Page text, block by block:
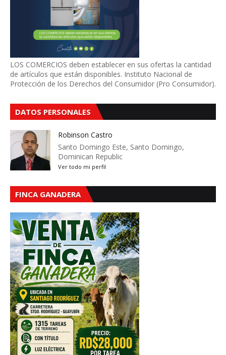
LOS COMERCIOS deben establecer en sus ofertas la cantidad
de artículos que están disponibles. Instituto Nacional de
Protección de los Derechos del Consumidor (Pro Consumidor).
DATOS PERSONALES
Robinson Castro
Santo Domingo Este, Santo Domingo,
Dominican Republic
Ver todo mi perfil
FINCA GANADERA